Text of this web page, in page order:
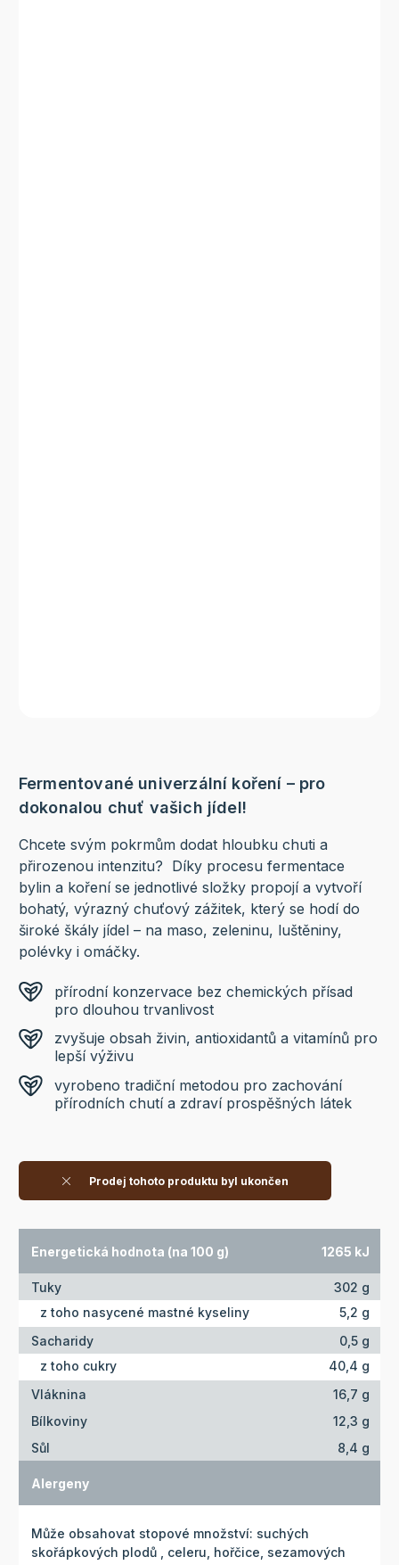
Fermentované univerzální koření – pro
dokonalou chuť vašich jídel!
Chcete svým pokrmům dodat hloubku chuti a
přirozenou intenzitu? Díky procesu fermentace
bylin a koření se jednotlivé složky propojí a vytvoří
bohatý, výrazný chuťový zážitek, který se hodí do
široké škály jídel – na maso, zeleninu, luštěniny,
polévky i omáčky.
přírodní konzervace bez chemických přísad
pro dlouhou trvanlivost
zvyšuje obsah živin, antioxidantů a vitamínů pro
lepší výživu
vyrobeno tradiční metodou pro zachování
přírodních chutí a zdraví prospěšných látek
Prodej tohoto produktu byl ukončen
Energetická hodnota (na 100 g) 1265 kJ
Tuky
302 g
z toho nasycené mastné kyseliny
5,2 g
Sacharidy
0,5 g
z toho cukry
40,4 g
Vláknina
16,7 g
Bílkoviny
12,3 g
Sůl
8,4 g
Alergeny
Může obsahovat stopové množství: suchých
skořápkových plodů , celeru, hořčice, sezamových